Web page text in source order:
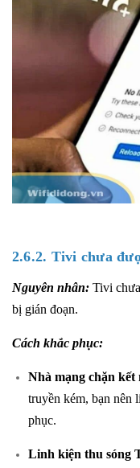
2.6.2. Tivi chưa
Nguyên nhân: Tivi
bị gián đoạn.
Cách khắc phục:
Nhà mạng chặn kết
truyền kém, bạn nên
phục.
Linh kiện thu sóng